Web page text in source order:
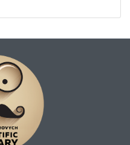
з наступним
угідь, які займають
та значний
%) сприяють
елементів у
розчинених